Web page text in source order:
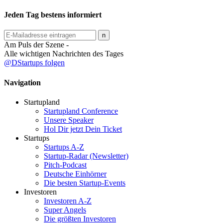
Jeden Tag bestens informiert
Am Puls der Szene -
Alle wichtigen Nachrichten des Tages
@DStartups folgen
Navigation
Startupland
Startupland Conference
Unsere Speaker
Hol Dir jetzt Dein Ticket
Startups
Startups A-Z
Startup-Radar (Newsletter)
Pitch-Podcast
Deutsche Einhörner
Die besten Startup-Events
Investoren
Investoren A-Z
Super Angels
Die größten Investoren